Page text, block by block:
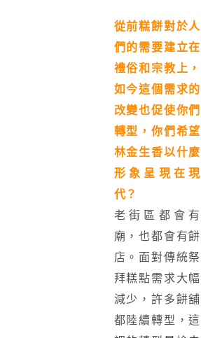
從前糕餅對於人
們的需要建立在
禮俗和宗教上，
如今這個需求的
改變也促使你們
轉型，你們希望
林金生香以什麼
形象呈現在現
代？
老街區都會有
廟，也都會有餅
店。面對傳統祭
拜糕點需求大幅
減少，許多餅舖
都陸續轉型，這